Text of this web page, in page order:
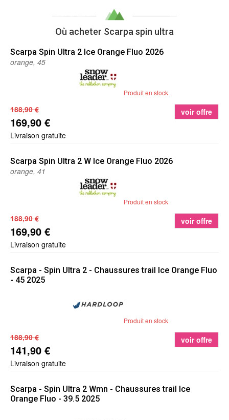
Où acheter Scarpa spin ultra
Scarpa Spin Ultra 2 Ice Orange Fluo 2026
orange, 45
Produit en stock
188,90 €
169,90 €
Livraison gratuite
voir offre
Scarpa Spin Ultra 2 W Ice Orange Fluo 2026
orange, 41
Produit en stock
188,90 €
169,90 €
Livraison gratuite
voir offre
Scarpa - Spin Ultra 2 - Chaussures trail Ice Orange Fluo
- 45 2025
Produit en stock
188,90 €
141,90 €
Livraison gratuite
voir offre
Scarpa - Spin Ultra 2 Wmn - Chaussures trail Ice
Orange Fluo - 39.5 2025